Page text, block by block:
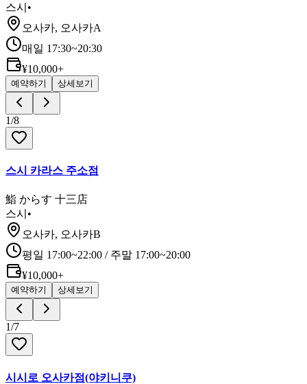
스시 •
오사카, 오사카A
매일 17:30~20:30
¥10,000+
예약하기 상세보기
1/8
스시 카라스 주소점
鮨 からす 十三店
스시 •
오사카, 오사카B
평일 17:00~22:00 / 주말 17:00~20:00
¥10,000+
예약하기 상세보기
1/7
시시로 오사카점(야키니쿠)